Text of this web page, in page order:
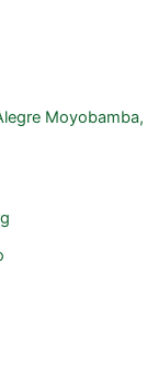
Moyobamba,